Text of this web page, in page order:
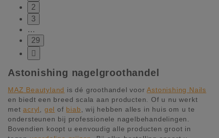
2
3
…
29

Astonishing nagelgroothandel
MAZ Beautyland is dé groothandel voorAstonishing Nails
en biedt een breed scala aan producten. Of u nu werkt
metacryl gel of biab
, wij hebben alles in huis om u te
ondersteunen bij professionele nagelbehandelingen.
Bovendien koopt u eenvoudig alle producten groot in